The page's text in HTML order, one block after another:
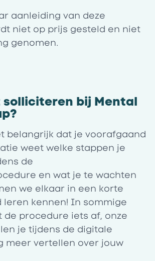
aanleiding van deze
niet op prijs gesteld en niet
genomen.
solliciteren bij Mental
belangrijk dat je voorafgaand
weet welke stappen je
de
en wat je te wachten
we elkaar in een korte
leren kennen! In sommige
de procedure iets af, onze
je tijdens de digitale
meer vertellen over jouw